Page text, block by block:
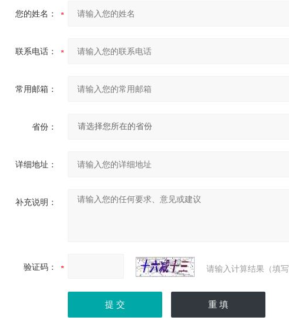
您的姓名：
联系电话：
常用邮箱：
省份：
详细地址：
补充说明：
验证码： 请输入计算结果（填